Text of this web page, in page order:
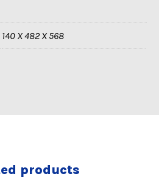
140 X 482 X 568
products